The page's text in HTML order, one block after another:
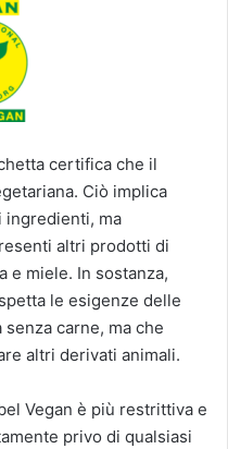
certifica che il
Ciò implica
ingredienti, ma
altri prodotti di
e miele. In sostanza,
le esigenze delle
carne, ma che
altri derivati animali.
Vegan è più restrittiva e
privo di qualsiasi